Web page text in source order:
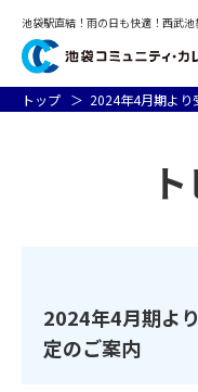
池袋駅直結！雨の日も快適！西武池
トップ 2024年4月期より
2024年4月期よ
定のご案内